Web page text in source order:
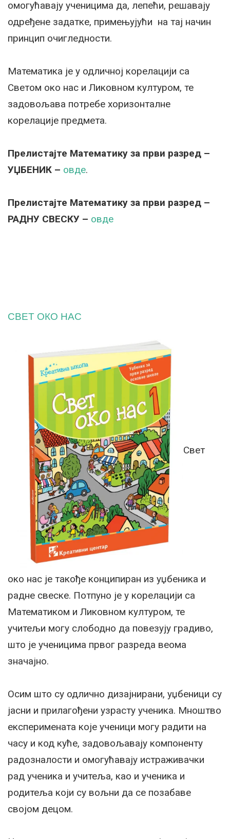
омогућавају ученицима да, лепећи, решавају
одређене задатке, примењујући на тај начин
принцип очигледности.
Математика је у одличној корелацији са
Светом око нас и Ликовном културом, те
задовољава потребе хоризонталне
корелације предмета.
Прелистајте Математику за први разред –
УЏБЕНИК – овде.
Прелистајте Математику за први разред –
РАДНУ СВЕСКУ – овде
СВЕТ ОКО НАС
Свет
око нас је такође конципиран из уџбеника и
радне свеске. Потпуно је у корелацији са
Математиком и Ликовном културом, те
учитељи могу слободно да повезују градиво,
што је ученицима првог разреда веома
значајно.
Осим што су одлично дизајнирани, уџбеници су
јасни и прилагођени узрасту ученика. Мноштво
експеримената које ученици могу радити на
часу и код куће, задовољавају компоненту
радозналости и омогућавају истраживачки
рад ученика и учитеља, као и ученика и
родитеља који су вољни да се позабаве
својом децом.